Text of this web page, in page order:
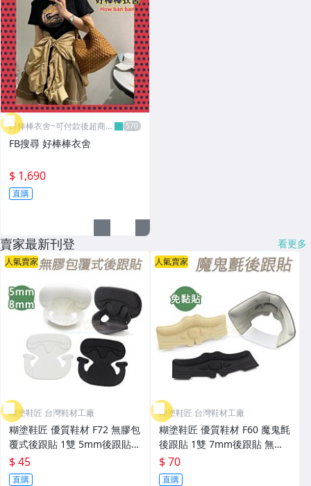
好棒棒衣舍~可付款後超商取
貨
FB搜尋 好棒棒衣舍
$ 1,690
直購
賣家最新刊登 看更多
人氣賣家
糊塗鞋匠 台灣鞋材工廠
糊塗鞋匠 優質鞋材 F72 無膠包
覆式後跟貼 1雙 5mm後跟貼 8
mm後跟貼 無膠後跟貼 海綿後
跟貼 免貼膠
$ 45
直購
人氣賣家
糊塗鞋匠 台灣鞋材工廠
糊塗鞋匠 優質鞋材 F60 魔鬼氈
後跟貼 1雙 7mm後跟貼 無膠
後跟貼 海綿後跟貼 免貼膠
$ 70
直購